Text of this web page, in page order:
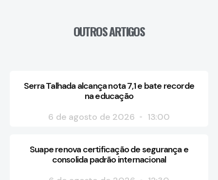
OUTROS ARTIGOS
Serra Talhada alcança nota 7,1 e bate recorde
na educação
6 de agosto de 2026
13:00
Suape renova certificação de segurança e
consolida padrão internacional